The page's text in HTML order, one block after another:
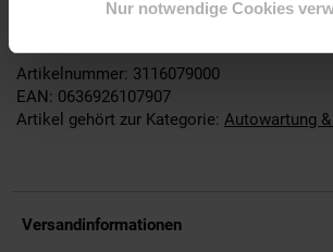
Nur notwendige Cookies
Artikelnummer: 3116079000
EAN: 0636926107907
Artikel gehört zur Kategorie: Autowartung
Versandinformationen